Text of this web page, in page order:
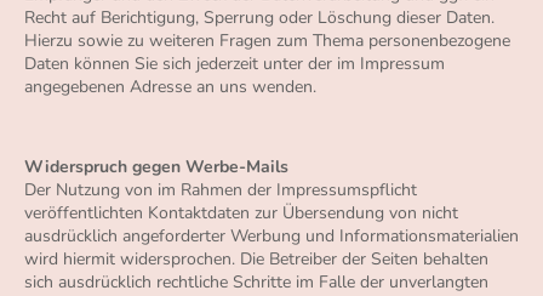
Recht auf Berichtigung, Sperrung oder Löschung dieser Daten.
Hierzu sowie zu weiteren Fragen zum Thema personenbezogene
Daten können Sie sich jederzeit unter der im Impressum
angegebenen Adresse an uns wenden.
Widerspruch gegen Werbe-Mails
Der Nutzung von im Rahmen der Impressumspflicht
veröffentlichten Kontaktdaten zur Übersendung von nicht
ausdrücklich angeforderter Werbung und Informationsmaterialien
wird hiermit widersprochen. Die Betreiber der Seiten behalten
sich ausdrücklich rechtliche Schritte im Falle der unverlangten